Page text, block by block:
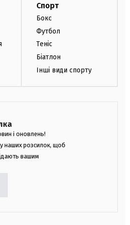
Спорт
Бокс
Футбол
Теніс
Біатлон
Інші види спорту
і оновлень!
наших розсилок, щоб
вашим